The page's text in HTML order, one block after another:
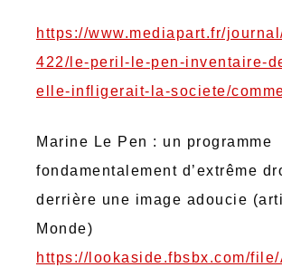
https://www.mediapart.fr/
422/le-peril-le-pen-inventaire-
elle-infligerait-la-societe/
Marine Le Pen : un programme
fondamentalement d’extrême
derrière une image adoucie
Monde)
https://lookaside.fbsbx.com/file/